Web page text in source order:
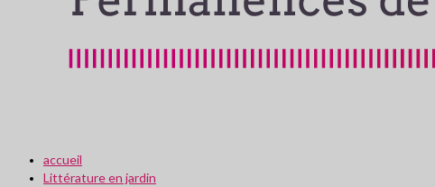
accueil
Littérature en jardin